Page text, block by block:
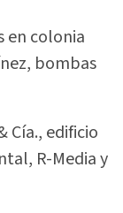
en colonia
bombas
Cía., edificio
R-Media y